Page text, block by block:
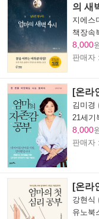
의 새
지에스
책장속
8,000
판매자 :
[온라
김미경
21세기
8,000
판매자 :
[온라
강현식
유노북